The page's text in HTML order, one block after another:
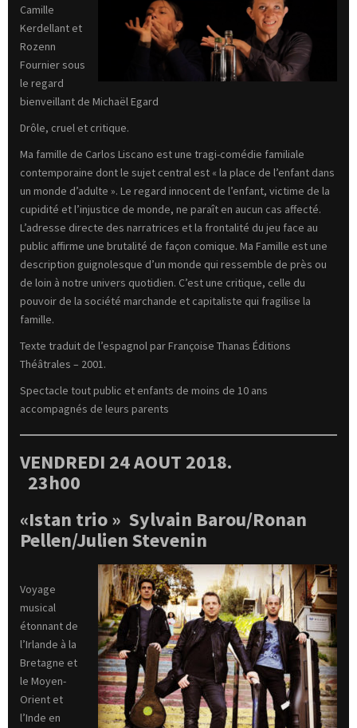
Camille
Kerdellant et
Rozenn
Fournier sous
le regard
bienveillant de Michaël Egard
Drôle, cruel et critique.
Ma famille de Carlos Liscano est une tragi-comédie familiale
contemporaine dont le sujet central est « la place de l’enfant dans
un monde d’adulte ». Le regard innocent de l’enfant, victime de la
cupidité et l’injustice de monde, ne paraît en aucun cas affecté.
L’adresse directe des narratrices et la frontalité du jeu face au
public affirme une brutalité de façon comique. Ma Famille est une
description guignolesque d’un monde qui ressemble de près ou
de loin à notre univers quotidien. C’est une critique, celle du
pouvoir de la société marchande et capitaliste qui fragilise la
famille.
Texte traduit de l’espagnol par Françoise Thanas Éditions
Théâtrales – 2001.
Spectacle tout public et enfants de moins de 10 ans
accompagnés de leurs parents
VENDREDI 24 AOUT 2018.
23h00
«Istan trio » Sylvain Barou/Ronan
Pellen/Julien Stevenin
Voyage
musical
étonnant de
l’Irlande à la
Bretagne et
le Moyen-
Orient et
l’Inde en